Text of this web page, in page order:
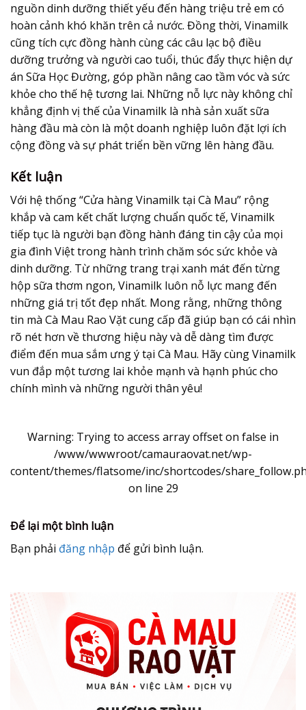
nguồn dinh dưỡng thiết yếu đến hàng triệu trẻ em có
hoàn cảnh khó khăn trên cả nước. Đồng thời, Vinamilk
cũng tích cực đồng hành cùng các câu lạc bộ điều
dưỡng trưởng và người cao tuổi, thúc đẩy thực hiện dự
án Sữa Học Đường, góp phần nâng cao tầm vóc và sức
khỏe cho thế hệ tương lai. Những nỗ lực này không chỉ
khẳng định vị thế của Vinamilk là nhà sản xuất sữa
hàng đầu mà còn là một doanh nghiệp luôn đặt lợi ích
cộng đồng và sự phát triển bền vững lên hàng đầu.
Kết luận
Với hệ thống “Cửa hàng Vinamilk tại Cà Mau” rộng
khắp và cam kết chất lượng chuẩn quốc tế, Vinamilk
tiếp tục là người bạn đồng hành đáng tin cậy của mọi
gia đình Việt trong hành trình chăm sóc sức khỏe và
dinh dưỡng. Từ những trang trại xanh mát đến từng
hộp sữa thơm ngon, Vinamilk luôn nỗ lực mang đến
những giá trị tốt đẹp nhất. Mong rằng, những thông
tin mà Cà Mau Rao Vặt cung cấp đã giúp bạn có cái nhìn
rõ nét hơn về thương hiệu này và dễ dàng tìm được
điểm đến mua sắm ưng ý tại Cà Mau. Hãy cùng Vinamilk
vun đắp một tương lai khỏe mạnh và hạnh phúc cho
chính mình và những người thân yêu!
Warning: Trying to access array offset on false in
/www/wwwroot/camauraovat.net/wp-
content/themes/flatsome/inc/shortcodes/
on line 29
Để lại một bình luận
Bạn phải đăng nhập để gửi bình luận.